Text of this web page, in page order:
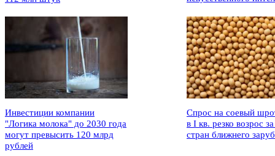
Инвестиции компании
"Логика молока" до 2030 года
могут превысить 120 млрд
рублей
Спрос на соевый
в I кв. резко возрос
стран ближнего